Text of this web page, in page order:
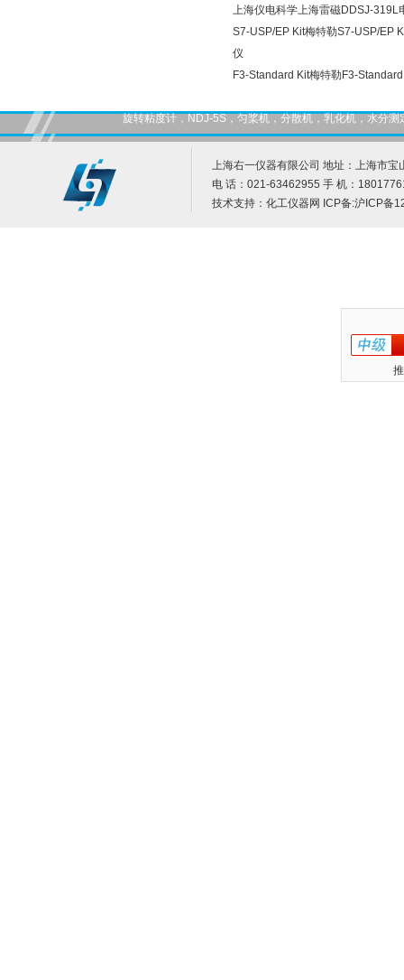
上海仪电科学上海雷磁DDSJ-319L
S7-USP/EP Kit梅特勒S7-USP/EP
仪
F3-Standard Kit梅特勒F3-
旋转粘度计，NDJ-5S，匀桨机，分散机，乳化机，水分
上海右一仪器有限公司 地址：上海市宝
电 话：021-63462955 手 机：
技术支持： 化工仪器网 ICP备:沪ICP备